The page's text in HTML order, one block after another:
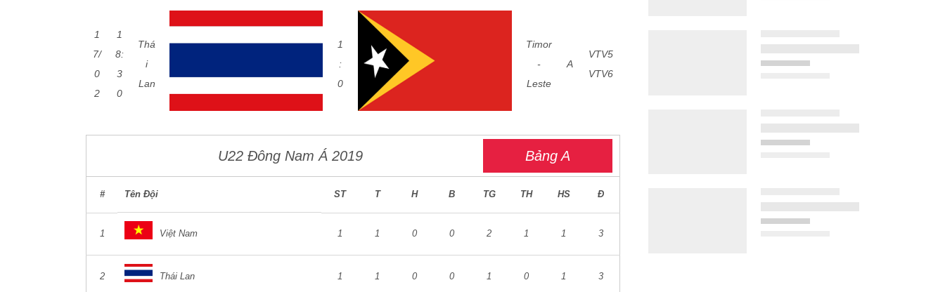
1
7/
0
2
1
8:
3
0
Thá
i
Lan
1
:
0
Timor
-
Leste
A
VTV5
VTV6
U22 Đông Nam Á 2019 Bảng A
# Tên Đội ST T H B TG TH HS Đ
1 Việt Nam 1 1 0 0 2 1 1 3
2 Thái Lan 1 1 0 0 1 0 1 3